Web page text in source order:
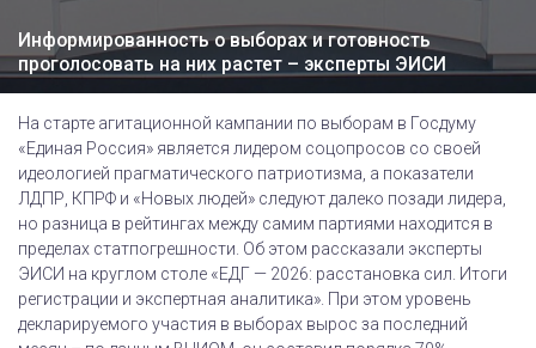
Информированность о выборах и готовность
проголосовать на них растет – эксперты ЭИСИ
На старте агитационной кампании по выборам в Госдуму
«Единая Россия» является лидером соцопросов со своей
идеологией прагматического патриотизма, а показатели
ЛДПР, КПРФ и «Новых людей» следуют далеко позади лидера,
но разница в рейтингах между самим партиями находится в
пределах статпогрешности. Об этом рассказали эксперты
ЭИСИ на круглом столе «ЕДГ — 2026: расстановка сил. Итоги
регистрации и экспертная аналитика». При этом уровень
декларируемого участия в выборах вырос за последний